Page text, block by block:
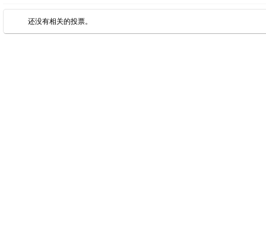
还没有相关的投票。